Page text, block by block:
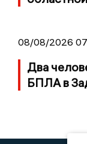
08/08/2026
Два
БПЛА в